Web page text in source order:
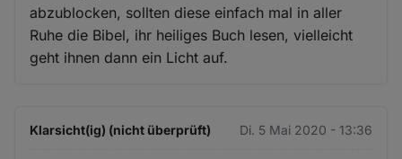
abzublocken, sollten diese einfach mal in aller
Ruhe die Bibel, ihr heiliges Buch lesen, vielleicht
geht ihnen dann ein Licht auf.
Klarsicht(ig) (nicht überprüft) Di. 5 Mai 2020 - 13:36